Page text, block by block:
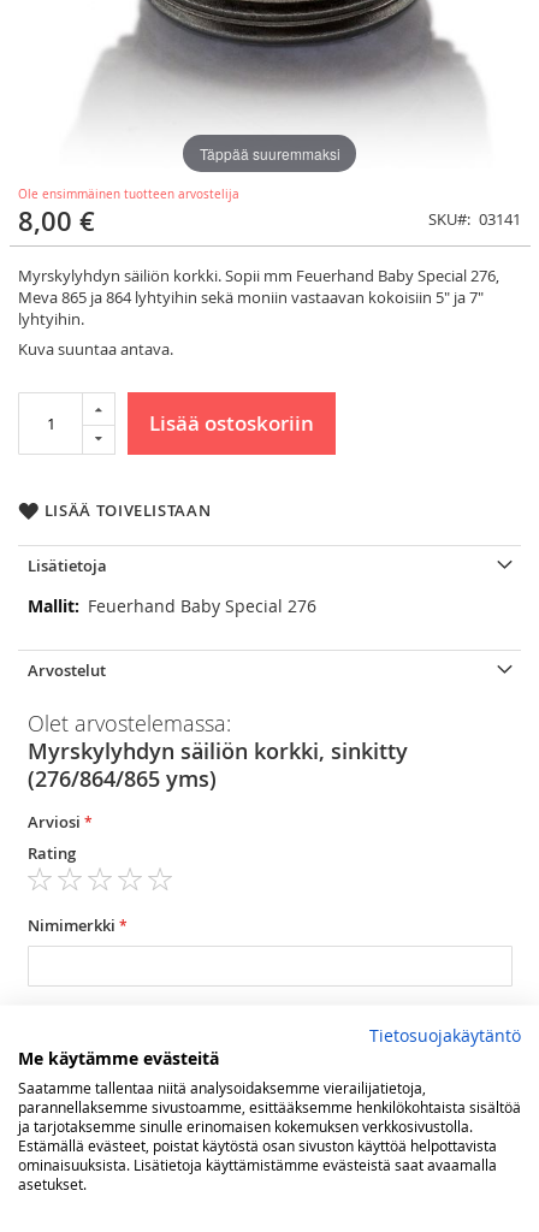
Ole ensimmäinen tuotteen arvostelija
8,00 € SKU 03141
Myrskylyhdyn säiliön korkki. Sopii mm Feuerhand Baby Special 276,
Meva 865 ja 864 lyhtyihin sekä moniin vastaavan kokoisiin 5" ja 7"
lyhtyihin.
Kuva suuntaa antava.
Lisää ostoskoriin
LISÄÄ TOIVELISTAAN
Täppää suuremmaksi
Lisätietoja
LisätietojaFeuerhand Baby Special 276
Arvostelut
Olet arvostelemassa:
Myrskylyhdyn säiliön korkki, sinkitty
(276/864/865 yms)
Arviosi
Rating
star
stars
stars
stars
stars
Nimimerkki
Arvostelu
Tietosuojakäytäntö
Me käytämme evästeitä
Saatamme tallentaa niitä analysoidaksemme vierailijatietoja,
parannellaksemme sivustoamme, esittääksemme henkilökohtaista sisältöä
ja tarjotaksemme sinulle erinomaisen kokemuksen verkkosivustolla.
Estämällä evästeet, poistat käytöstä osan sivuston käyttöä helpottavista
ominaisuuksista. Lisätietoja käyttämistämme evästeistä saat avaamalla
asetukset.